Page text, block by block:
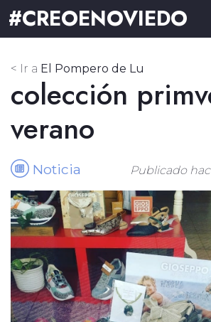
#CREOENOVIEDO
< Ir a El Pompero de Lu
colección
verano
Noticia Publicado